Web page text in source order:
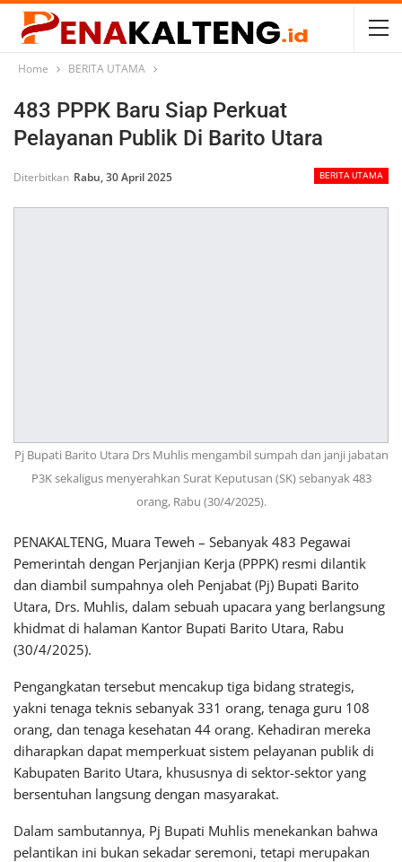
Home BERITA UTAMA
483 PPPK Baru Siap Perkuat
Pelayanan Publik Di Barito Utara
BERITA UTAMA
Diterbitkan Rabu, 30 April 2025
Pj Bupati Barito Utara Drs Muhlis mengambil sumpah dan janji jabatan
P3K sekaligus menyerahkan Surat Keputusan (SK) sebanyak 483
orang, Rabu (30/4/2025).
PENAKALTENG, Muara Teweh – Sebanyak 483 Pegawai
Pemerintah dengan Perjanjian Kerja (PPPK) resmi dilantik
dan diambil sumpahnya oleh Penjabat (Pj) Bupati Barito
Utara, Drs. Muhlis, dalam sebuah upacara yang berlangsung
khidmat di halaman Kantor Bupati Barito Utara, Rabu
(30/4/2025).
Pengangkatan tersebut mencakup tiga bidang strategis,
yakni tenaga teknis sebanyak 331 orang, tenaga guru 108
orang, dan tenaga kesehatan 44 orang. Kehadiran mereka
diharapkan dapat memperkuat sistem pelayanan publik di
Kabupaten Barito Utara, khususnya di sektor-sektor yang
bersentuhan langsung dengan masyarakat.
Dalam sambutannya, Pj Bupati Muhlis menekankan bahwa
pelantikan ini bukan sekadar seremoni, tetapi merupakan